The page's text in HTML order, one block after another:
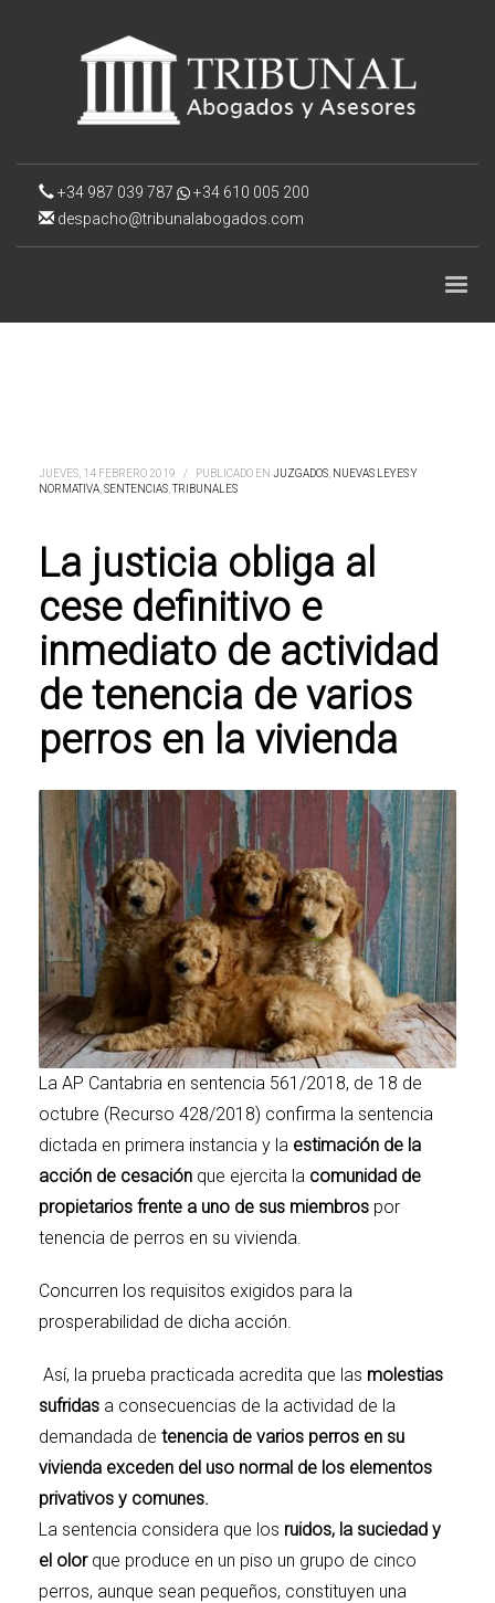
+34 987 039 787
+34 610 005 200
despacho@tribunalabogados.com
JUEVES, 14 FEBRERO 2019 / PUBLICADO EN JUZGADOS NUEVAS LEYES Y
NORMATIVA SENTENCIAS ,TRIBUNALES
La justicia obliga al
cese definitivo e
inmediato de actividad
de tenencia de varios
perros en la vivienda
La AP Cantabria en sentencia 561/2018, de 18 de
octubre (Recurso 428/2018) confirma la sentencia
dictada en primera instancia y la estimación de la
acción de cesación que ejercita la comunidad de
propietarios frente a uno de sus miembros por
tenencia de perros en su vivienda.
Concurren los requisitos exigidos para la
prosperabilidad de dicha acción.
Así, la prueba practicada acredita que las molestias
sufridas a consecuencias de la actividad de la
demandada de tenencia de varios perros en su
vivienda exceden del uso normal de los elementos
privativos y comunes.
La sentencia considera que los ruidos, la suciedad y
el olorque produce en un piso un grupo de cinco
perros, aunque sean pequeños, constituyen una